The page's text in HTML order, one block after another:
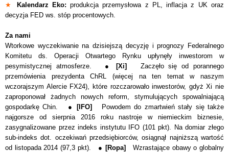
★
Kalendarz Eko: produkcja przemysłowa z PL, inflacja z UK oraz
decyzja FED ws. stóp procentowych.
Za nami
Wtorkowe wyczekiwanie na dzisiejszą decyzję i prognozy Federalnego
Komitetu ds. Operacji Otwartego Rynku upłynęły inwestorom w
pesymistycznej atmosferze. ● [Xi] Zaczęło się od porannego
przemówienia prezydenta ChRL (więcej na ten temat w naszym
wczorajszym Alercie FX24), które rozczarowało inwestorów, gdyż Xi nie
zaproponował żadnych nowych reform, stymulujących spowalniającą
gospodarkę Chin. ● [IFO] Powodem do zmartwień stały się także
najgorsze od sierpnia 2016 roku nastroje w niemieckim biznesie,
zasygnalizowane przez indeks instytutu IFO (101 pkt). Na domiar złego
sub-indeks dot. oczekiwań przedsiębiorców, osiągnął najniższą wartość
od listopada 2014 (97,3 pkt). ● [Ropa] Wzrastające obawy o globalny